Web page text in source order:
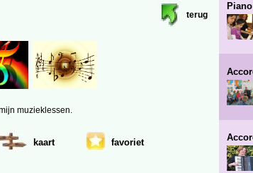
terug
muzieklessen.
kaart favoriet